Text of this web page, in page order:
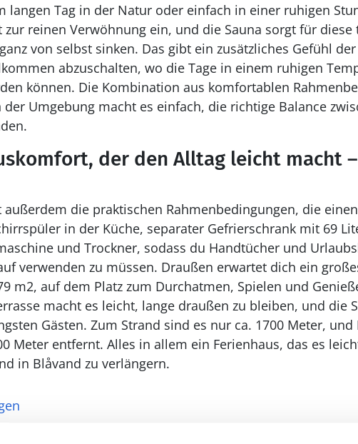
langen Tag in der Natur oder einfach in einer ruhigen
reinen Verwöhnung ein, und die Sauna sorgt für diese
von selbst sinken. Das gibt ein zusätzliches Gefühl
abzuschalten, wo die Tage in einem ruhigen
können. Die Kombination aus komfortablen
der Umgebung macht es einfach, die richtige Balance
der den Alltag leicht macht
außerdem die praktischen Rahmenbedingungen, die
in der Küche, separater Gefrierschrank mit 69
und Trockner, sodass du Handtücher und
verwenden zu müssen. Draußen erwartet dich ein
m2, auf dem Platz zum Durchatmen, Spielen und
macht es leicht, lange draußen zu bleiben, und die
Gästen. Zum Strand sind es nur ca. 1700 Meter,
Meter entfernt. Alles in allem ein Ferienhaus, das es
in Blåvand zu verlängern.